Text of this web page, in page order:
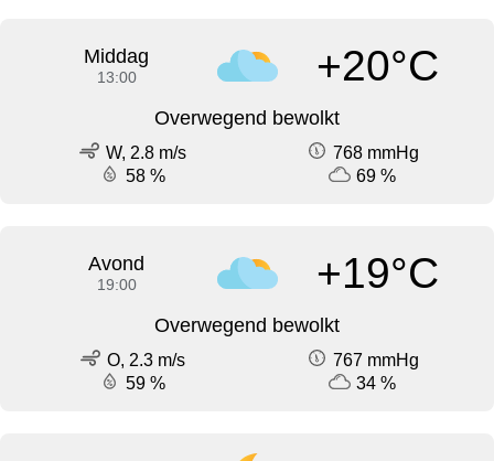
Middag
13:00 +20°C
Overwegend bewolkt
W, 2.8 m/s
768 mmHg
58 %
69 %
Avond
19:00 +19°C
Overwegend bewolkt
O, 2.3 m/s
767 mmHg
59 %
34 %